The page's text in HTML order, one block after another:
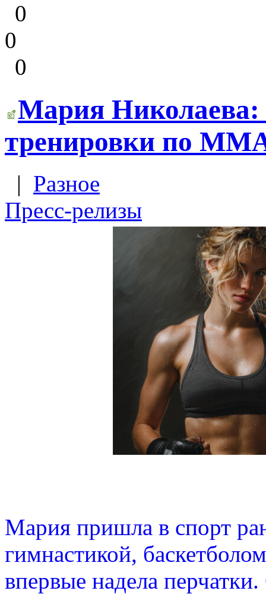
0
0
0
Мария Николаева:
тренировки по
| Разное
Пресс-релизы
Мария пришла в спорт
гимнастикой,
впервые надела